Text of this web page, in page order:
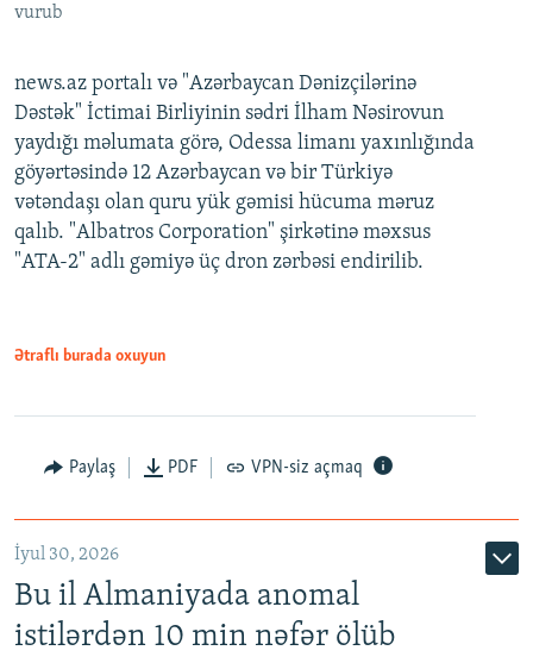
vurub
news.az portalı və "Azərbaycan Dənizçilərinə
Dəstək" İctimai Birliyinin sədri İlham Nəsirovun
yaydığı məlumata görə, Odessa limanı yaxınlığında
göyərtəsində 12 Azərbaycan və bir Türkiyə
vətəndaşı olan quru yük gəmisi hücuma məruz
qalıb. "Albatros Corporation" şirkətinə məxsus
"ATA-2" adlı gəmiyə üç dron zərbəsi endirilib.
Ətraflı burada oxuyun
Paylaş PDF VPN-siz açmaq
İyul 30, 2026
Bu il Almaniyada anomal
istilərdən 10 min nəfər ölüb